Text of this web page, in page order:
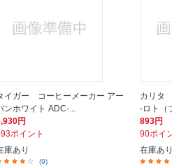
イガー コーヒーメーカー アー
ンホワイト ADC-...
円
ポイント
庫あり
(9)
カリタ
-ロト（
893円
90ポイ
在庫あり